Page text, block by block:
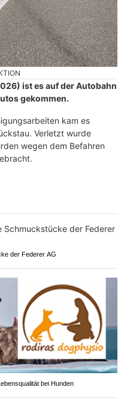
ist es auf der Autobahn
gekommen.
kam es
Verletzt wurde
wegen dem Befahren
der Federer AG
bei Hunden